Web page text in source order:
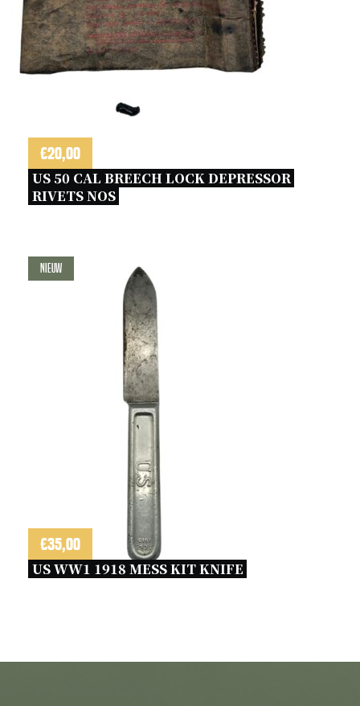
€20,00
US 50 CAL BREECH LOCK DEPRESSOR
RIVETS NOS
Nieuw
€35,00
US WW1 1918 MESS KIT KNIFE